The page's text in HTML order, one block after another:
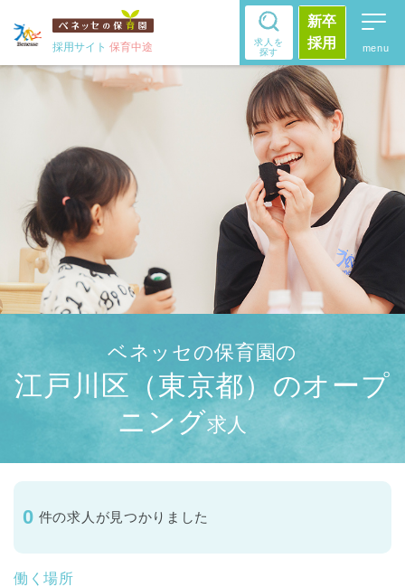
採用サイト 保育中途
求人を
探す
新卒
採用
ベネッセの保育園の
江戸川区（東京都）のオープ
ニング求人
0 件の求人が見つかりました
働く場所